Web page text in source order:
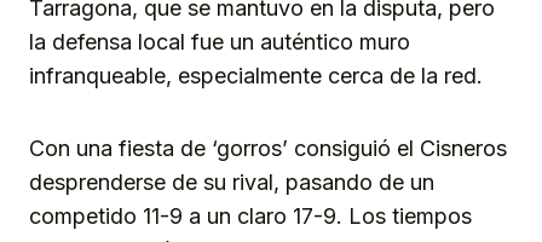
Tarragona, que se mantuvo en la disputa, pero
la defensa local fue un auténtico muro
infranqueable, especialmente cerca de la red.
Con una fiesta de ‘gorros’ consiguió el Cisneros
desprenderse de su rival, pasando de un
competido 11-9 a un claro 17-9. Los tiempos